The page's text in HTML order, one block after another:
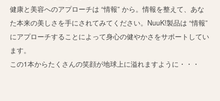
健康と美容へのアプローチは “情報” から。情報を整えて、あな
た本来の美しさを手にされてみてください。NuuK!製品は “情報”
にアプローチすることによって身心の健やかさをサポートしてい
ます。
この1本からたくさんの笑顔が地球上に溢れますように・・・